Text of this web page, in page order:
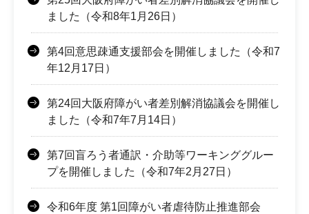
ました（令和8年1月26日）
第4回意思疎通支援部会を開催しました（令和7
年12月17日）
第24回大阪府障がい者差別解消協議会を開催し
ました（令和7年7月14日）
第7回盲ろう者通訳・介助等ワーキンググルー
プを開催しました（令和7年2月27日）
令和6年度 第1回障がい者虐待防止推進部会